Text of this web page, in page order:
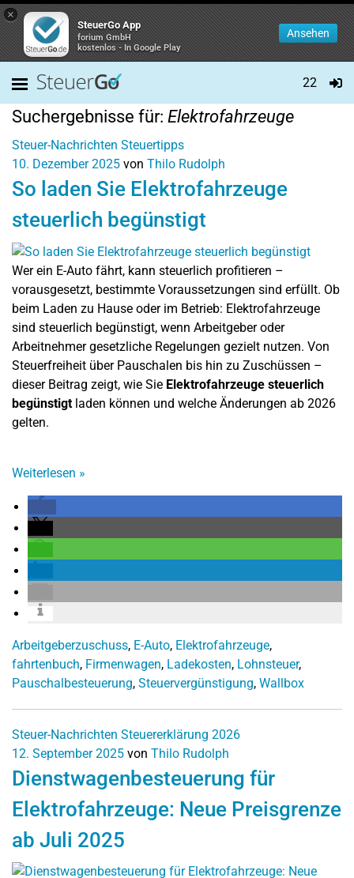
×
SteuerGo App
forium GmbH
kostenlos - In Google Play
Ansehen
22
Suchergebnisse für: Elektrofahrzeuge
Steuer-Nachrichten Steuertipps
10. Dezember 2025 von Thilo Rudolph
So laden Sie Elektrofahrzeuge
steuerlich begünstigt
Wer ein E-Auto fährt, kann steuerlich profitieren –
vorausgesetzt, bestimmte Voraussetzungen sind erfüllt. Ob
beim Laden zu Hause oder im Betrieb: Elektrofahrzeuge
sind steuerlich begünstigt, wenn Arbeitgeber oder
Arbeitnehmer gesetzliche Regelungen gezielt nutzen. Von
Steuerfreiheit über Pauschalen bis hin zu Zuschüssen –
dieser Beitrag zeigt, wie Sie Elektrofahrzeuge steuerlich
begünstigtladen können und welche Änderungen ab 2026
gelten.
Weiterlesen »
Arbeitgeberzuschuss, E-Auto, Elektrofahrzeuge,
fahrtenbuch, Firmenwagen, Ladekosten, Lohnsteuer,
Pauschalbesteuerung, Steuervergünstigung, Wallbox
Steuer-Nachrichten Steuererklärung 2026
12. September 2025 von Thilo Rudolph
Dienstwagenbesteuerung für
Elektrofahrzeuge: Neue Preisgrenze
ab Juli 2025